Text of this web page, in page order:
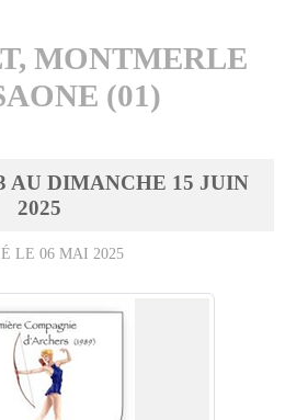
MONTMERLE
(01)
AU DIMANCHE 15 JUIN
2025
LE 06 MAI 2025